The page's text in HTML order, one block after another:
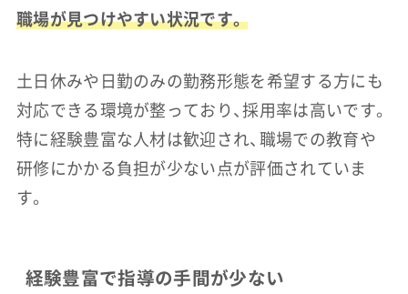
職場が見つけやすい状況です。
土日休みや日勤のみの勤務形態を希望する方にも
対応できる環境が整っており、採用率は高いです。
特に経験豊富な人材は歓迎され、職場での教育や
研修にかかる負担が少ない点が評価されていま
す。
経験豊富で指導の手間が少ない